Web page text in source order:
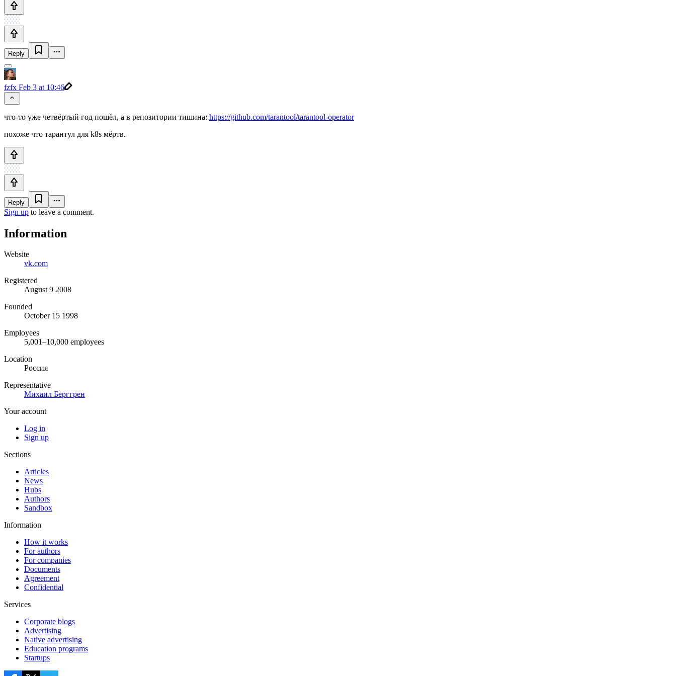
Reply
fzfx Feb 3 at 10:46
что-то уже четвёртый год пошёл, а в репозитории тишина: https://github.com/tarantool/tarantool-operator
похоже что тарантул для k8s мёртв.
Reply
Sign up to leave a comment.
Information
Website
vk.com
Registered
August 9 2008
Founded
October 15 1998
Employees
5,001–10,000 employees
Location
Россия
Representative
Михаил Берггрен
Your account
Log in
Sign up
Sections
Articles
News
Hubs
Authors
Sandbox
Information
How it works
For authors
For companies
Documents
Agreement
Confidential
Services
Corporate blogs
Advertising
Native advertising
Education programs
Startups